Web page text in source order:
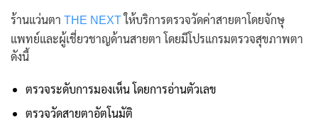
ร้านแว่นตา THE NEXTให้บริการตรวจวัดค่าสายตาโดยจักษุ
แพทย์และผู้เชี่ยวชาญด้านสายตา โดยมีโปรแกรมตรวจสุขภาพตา
ดังนี้
ตรวจระดับการมองเห็น โดยการอ่านตัวเลข
ตรวจวัดสายตาอัตโนมัติ